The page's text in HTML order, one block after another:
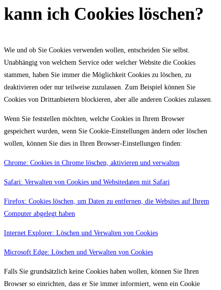
kann ich Cookies löschen?
Wie und ob Sie Cookies verwenden wollen, entscheiden Sie selbst.
Unabhängig von welchem Service oder welcher Website die Cookies
stammen, haben Sie immer die Möglichkeit Cookies zu löschen, zu
deaktivieren oder nur teilweise zuzulassen. Zum Beispiel können Sie
Cookies von Drittanbietern blockieren, aber alle anderen Cookies zulassen.
Wenn Sie feststellen möchten, welche Cookies in Ihrem Browser
gespeichert wurden, wenn Sie Cookie-Einstellungen ändern oder löschen
wollen, können Sie dies in Ihren Browser-Einstellungen finden:
Chrome: Cookies in Chrome löschen, aktivieren und verwalten
Safari: Verwalten von Cookies und Websitedaten mit Safari
Firefox: Cookies löschen, um Daten zu entfernen, die Websites auf Ihrem
Computer abgelegt haben
Internet Explorer: Löschen und Verwalten von Cookies
Microsoft Edge: Löschen und Verwalten von Cookies
Falls Sie grundsätzlich keine Cookies haben wollen, können Sie Ihren
Browser so einrichten, dass er Sie immer informiert, wenn ein Cookie